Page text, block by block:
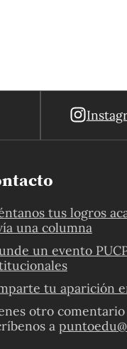
tus logros
una columna
un evento
tu aparición
otro
a